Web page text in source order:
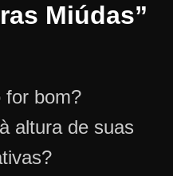
Miúdas”
bom?
altura de suas